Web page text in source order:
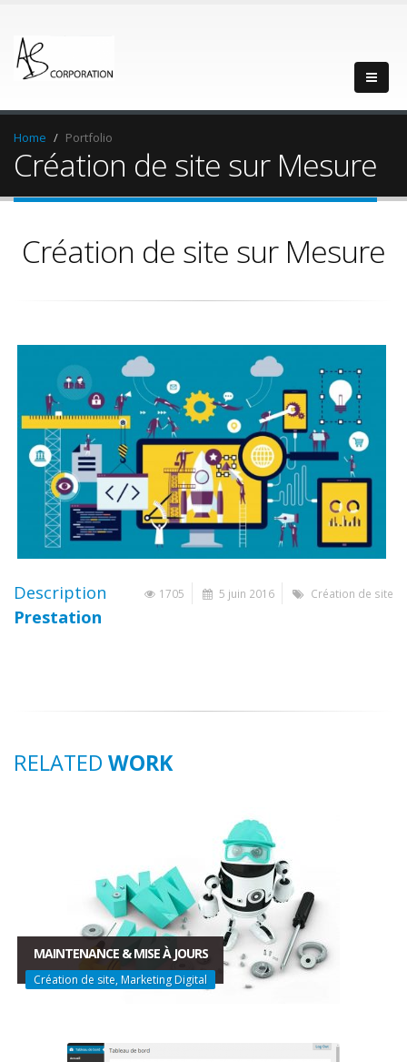
Home Portfolio
Création de site sur Mesure
Création de site sur Mesure
1705 5 juin 2016 Création de site
Description
Prestation
RELATED WORK
MAINTENANCE & MISE À JOURS
Création de site, Marketing Digital